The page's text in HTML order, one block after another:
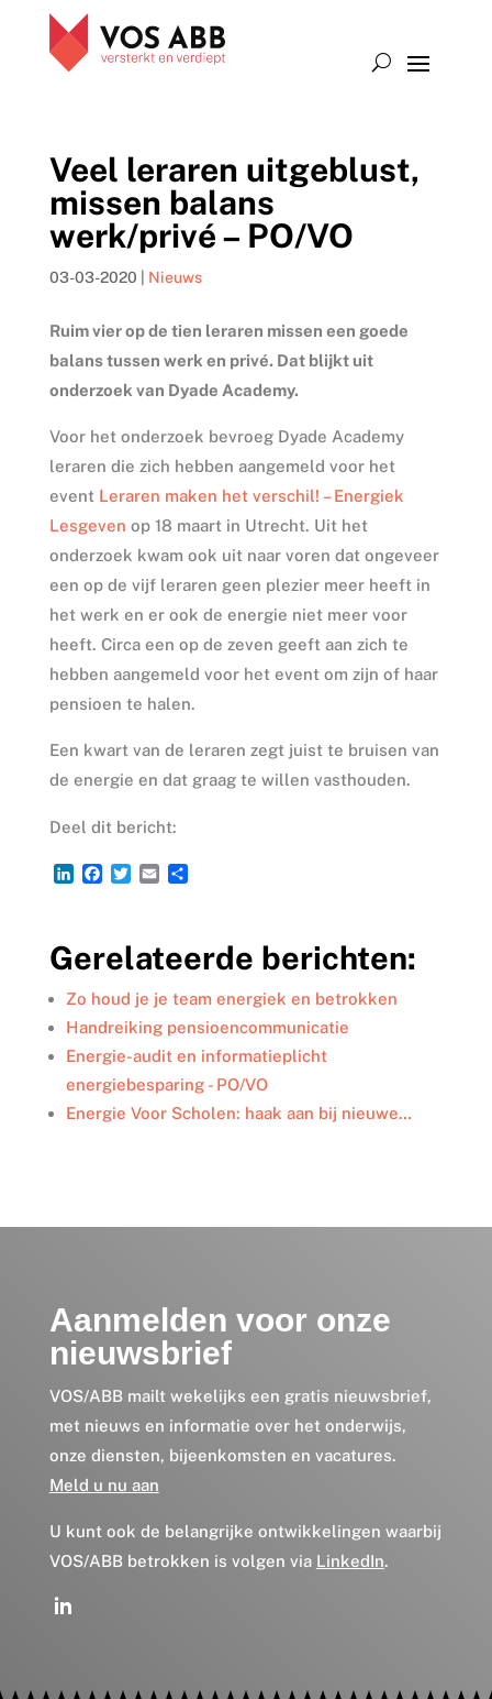
Veel leraren uitgeblust,
missen balans
werk/privé – PO/VO
03-03-2020 Nieuws
Ruim vier op de tien leraren missen een goede
balans tussen werk en privé. Dat blijkt uit
onderzoek van Dyade Academy.
Voor het onderzoek bevroeg Dyade Academy
leraren die zich hebben aangemeld voor het
event Leraren maken het verschil! – Energiek
Lesgeven op 18 maart in Utrecht. Uit het
onderzoek kwam ook uit naar voren dat ongeveer
een op de vijf leraren geen plezier meer heeft in
het werk en er ook de energie niet meer voor
heeft. Circa een op de zeven geeft aan zich te
hebben aangemeld voor het event om zijn of haar
pensioen te halen.
Een kwart van de leraren zegt juist te bruisen van
de energie en dat graag te willen vasthouden.
Deel dit bericht:
L
e
d
I
n
F
b
o
o
k
T
t
e
r
E
l
D
n
Gerelateerde berichten:
Zo houd je je team energiek en betrokken
Handreiking pensioencommunicatie
Energie-audit en informatieplicht
energiebesparing - PO/VO
Energie Voor Scholen: haak aan bij nieuwe…
Aanmelden voor onze
nieuwsbrief
VOS/ABB mailt wekelijks een gratis nieuwsbrief,
met nieuws en informatie over het onderwijs,
onze diensten, bijeenkomsten en vacatures.
Meld u nu aan
U kunt ook de belangrijke ontwikkelingen waarbij
VOS/ABB betrokken is volgen via LinkedIn.